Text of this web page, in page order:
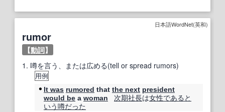
日本語WordNet(英和)
rumor
【動詞】
1. 噂を言う、または広める(tell or spread rumors)
用例
It was rumored that the next president
would be a woman 次期社長は女性である と
いう噂だった